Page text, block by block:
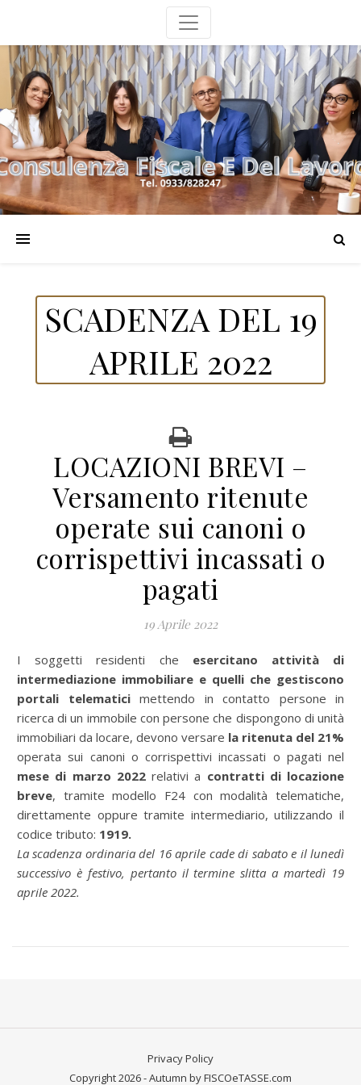
SCADENZA DEL 19
APRILE 2022
LOCAZIONI BREVI –
Versamento ritenute
operate sui canoni o
corrispettivi incassati o
pagati
19 Aprile 2022
I soggetti residenti che esercitano attività di
intermediazione immobiliare e quelli che gestiscono
portali telematicimettendo in contatto persone in
ricerca di un immobile con persone che dispongono di unità
immobiliari da locare, devono versare la ritenuta del 21%
operata sui canoni o corrispettivi incassati o pagati nel
mese di marzo 2022 relativi a contratti di locazione
breve, tramite modello F24 con modalità telematiche,
direttamente oppure tramite intermediario, utilizzando il
codice tributo: 1919.
La scadenza ordinaria del 16 aprile cade di sabato e il lunedì
successivo è festivo, pertanto il termine slitta a martedì 19
aprile 2022.
Privacy Policy
Copyright 2026 - Autumn by FISCOeTASSE.com